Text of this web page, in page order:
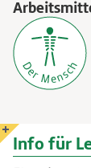
Info für